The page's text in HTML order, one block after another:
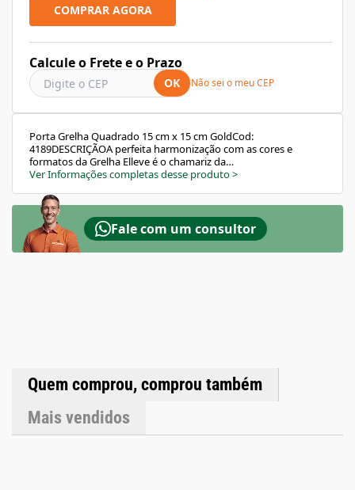
COMPRAR AGORA
Calcule o Frete e o Prazo
OK Não sei o meu CEP
Porta Grelha Quadrado 15 cm x 15 cm GoldCod:
4189DESCRIÇÃOA perfeita harmonização com as cores e
formatos da Grelha Elleve é o chamariz da
linha.CaracterísticasAcabamento superior.Opções de cores que
principais marcas de caixa sifonada do mercado.Material:
Alumínio.Processo de coloração: Epóxi.Sugestão de UsoIdeal
para salas de banho e banheiros em geral, onde será instalada
a Grelha Elleve.GarantiaConforme fabricante.
Ver Informações completas desse produto>
Fale com um consultor
Quem comprou, comprou também
Mais vendidos